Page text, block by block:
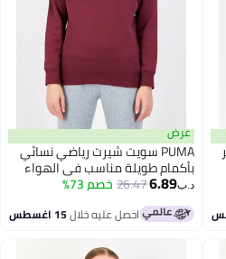
عرض
PUMA سويت شيرت رياضي نسائي
بأكمام طويلة مناسب في الهواء
الطلق، مارون
6.89
26.47خصم 73%
احصل عليه خلال15 اغسطس